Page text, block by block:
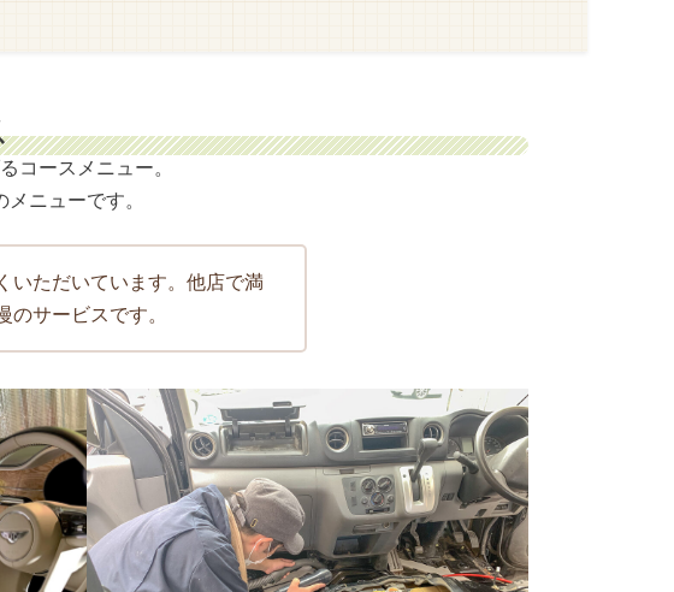
コースメニュー。
ニューです。
いただいています。他店で満
サービスです。